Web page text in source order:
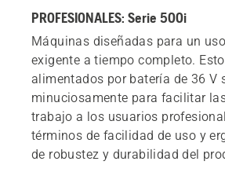
PROFESIONALES: Serie 500i
Máquinas diseñadas para un
exigente a tiempo completo.
alimentados por batería de 36 V
minuciosamente para facilitar
trabajo a los usuarios
términos de facilidad de uso y
de robustez y durabilidad del